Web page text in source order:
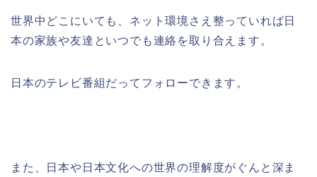
世界中どこにいても、ネット環境さえ整っていれば日
本の家族や友達といつでも連絡を取り合えます。
日本のテレビ番組だってフォローできます。
また、日本や日本文化への世界の理解度がぐんと深ま